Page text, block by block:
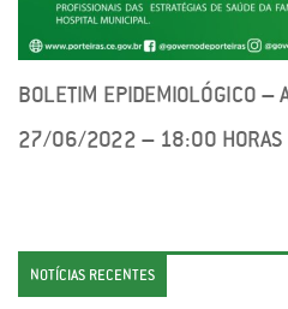
BOLETIM EPIDEMIOLÓGICO –
27/06/2022 – 18:00 HORAS
NOTÍCIAS RECENTES